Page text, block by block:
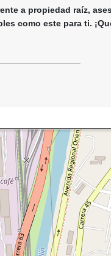
a propiedad raíz,
como este para ti.